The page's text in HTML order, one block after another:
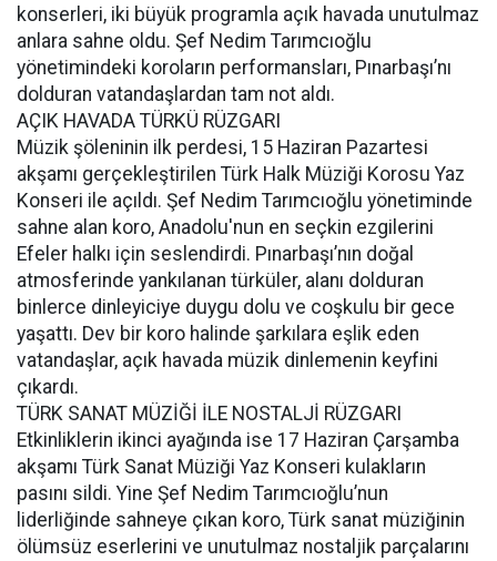
konserleri, iki büyük programla açık havada unutulmaz
anlara sahne oldu. Şef Nedim Tarımcıoğlu
yönetimindeki koroların performansları, Pınarbaşı’nı
dolduran vatandaşlardan tam not aldı.
AÇIK HAVADA TÜRKÜ RÜZGARI
Müzik şöleninin ilk perdesi, 15 Haziran Pazartesi
akşamı gerçekleştirilen Türk Halk Müziği Korosu Yaz
Konseri ile açıldı. Şef Nedim Tarımcıoğlu yönetiminde
sahne alan koro, Anadolu'nun en seçkin ezgilerini
Efeler halkı için seslendirdi. Pınarbaşı’nın doğal
atmosferinde yankılanan türküler, alanı dolduran
binlerce dinleyiciye duygu dolu ve coşkulu bir gece
yaşattı. Dev bir koro halinde şarkılara eşlik eden
vatandaşlar, açık havada müzik dinlemenin keyfini
çıkardı.
TÜRK SANAT MÜZİĞİ İLE NOSTALJİ RÜZGARI
Etkinliklerin ikinci ayağında ise 17 Haziran Çarşamba
akşamı Türk Sanat Müziği Yaz Konseri kulakların
pasını sildi. Yine Şef Nedim Tarımcıoğlu’nun
liderliğinde sahneye çıkan koro, Türk sanat müziğinin
ölümsüz eserlerini ve unutulmaz nostaljik parçalarını